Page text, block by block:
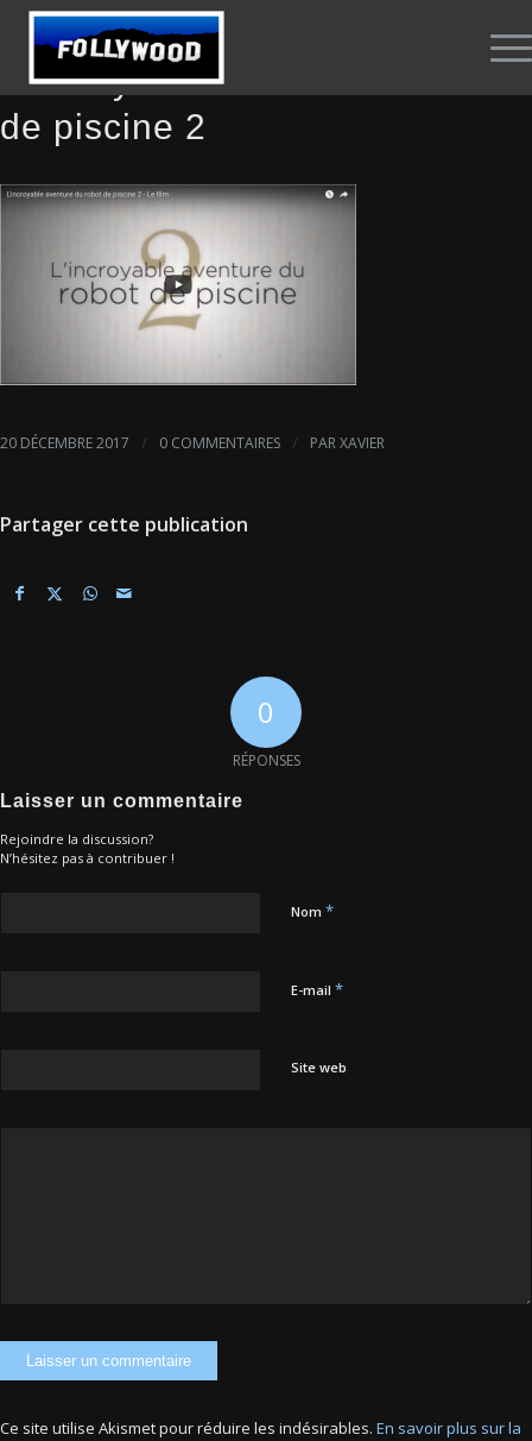
L’incroyable aventure du robot
de piscine 2
20 DÉCEMBRE 2017 / 0 COMMENTAIRES / PARXAVIER
Partager cette publication
0
RÉPONSES
Laisser un commentaire
Rejoindre la discussion?
N’hésitez pas à contribuer !
Nom *
E-mail *
Site web
Ce site utilise Akismet pour réduire les indésirables. En savoir plus sur la